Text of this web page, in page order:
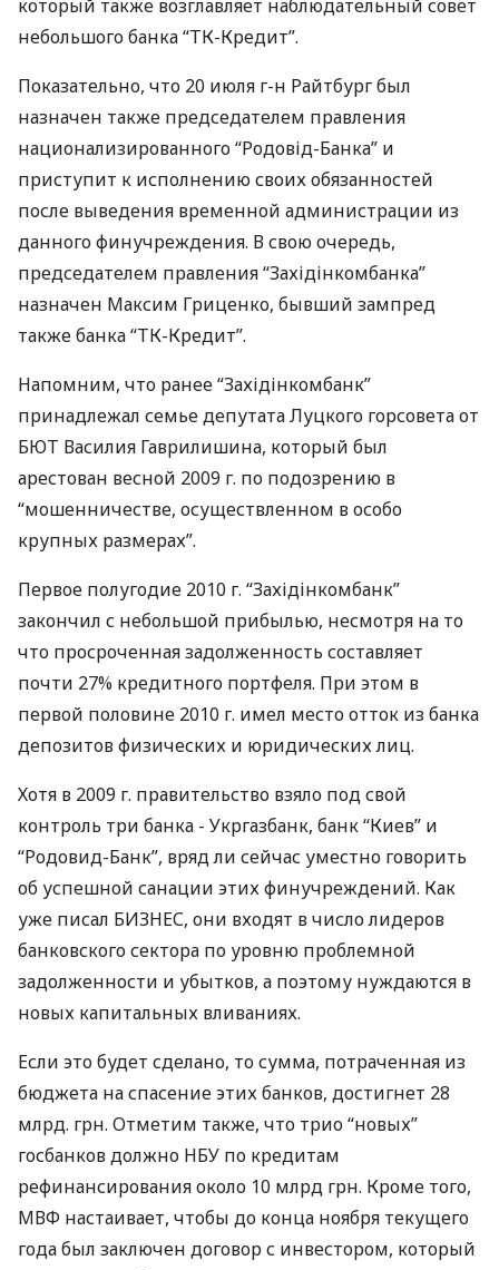
который также возглавляет наблюдательный совет
небольшого банка “ТК-Кредит”.
Показательно, что 20 июля г-н Райтбург был
назначен также председателем правления
национализированного “Родовід-Банка” и
приступит к исполнению своих обязанностей
после выведения временной администрации из
данного финучреждения. В свою очередь,
председателем правления “Західінкомбанка”
назначен Максим Гриценко, бывший зампред
также банка “ТК-Кредит”.
Напомним, что ранее “Західінкомбанк”
принадлежал семье депутата Луцкого горсовета от
БЮТ Василия Гаврилишина, который был
арестован весной 2009 г. по подозрению в
“мошенничестве, осуществленном в особо
крупных размерах”.
Первое полугодие 2010 г. “Західінкомбанк”
закончил с небольшой прибылью, несмотря на то
что просроченная задолженность составляет
почти 27% кредитного портфеля. При этом в
первой половине 2010 г. имел место отток из банка
депозитов физических и юридических лиц.
Хотя в 2009 г. правительство взяло под свой
контроль три банка - Укргазбанк, банк “Киев” и
“Родовид-Банк”, вряд ли сейчас уместно говорить
об успешной санации этих финучреждений. Как
уже писал БИЗНЕС, они входят в число лидеров
банковского сектора по уровню проблемной
задолженности и убытков, а поэтому нуждаются в
новых капитальных вливаниях.
Если это будет сделано, то сумма, потраченная из
бюджета на спасение этих банков, достигнет 28
млрд. грн. Отметим также, что трио “новых”
госбанков должно НБУ по кредитам
рефинансирования около 10 млрд грн. Кроме того,
МВФ настаивает, чтобы до конца ноября текущего
года был заключен договор с инвестором, который